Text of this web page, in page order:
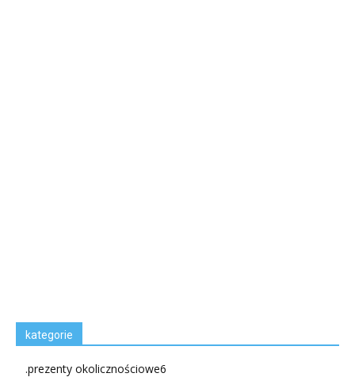
kategorie
.prezenty okolicznościowe6